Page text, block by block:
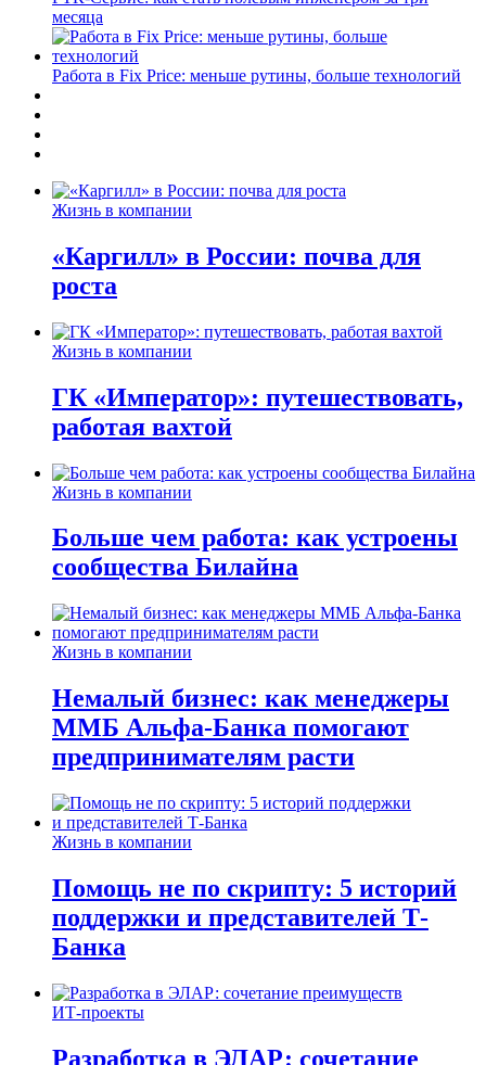
месяца
Работа в Fix Price: меньше рутины, больше технологий
Жизнь в компании
«Каргилл» в России: почва для
роста
Жизнь в компании
ГК «Император»: путешествовать,
работая вахтой
Жизнь в компании
Больше чем работа: как устроены
сообщества Билайна
Жизнь в компании
Немалый бизнес: как менеджеры
ММБ Альфа-Банка помогают
предпринимателям расти
Жизнь в компании
Помощь не по скрипту: 5 историй
поддержки и представителей Т-
Банка
ИТ-проекты
Разработка в ЭЛАР: сочетание